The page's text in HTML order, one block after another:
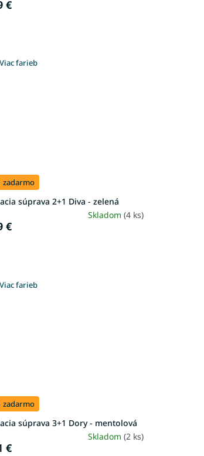
€
Viac farieb
zadarmo
súprava 2+1 Diva - zelená
Skladom (4 ks)
€
Viac farieb
zadarmo
súprava 3+1 Dory - mentolová
Skladom (2 ks)
€